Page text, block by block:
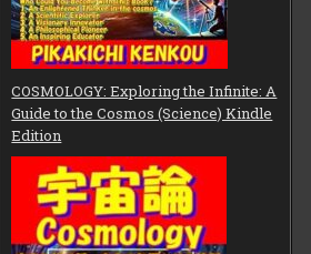
COSMOLOGY: Exploring the Infinite: A
Guide to the Cosmos (Science) Kindle
Edition